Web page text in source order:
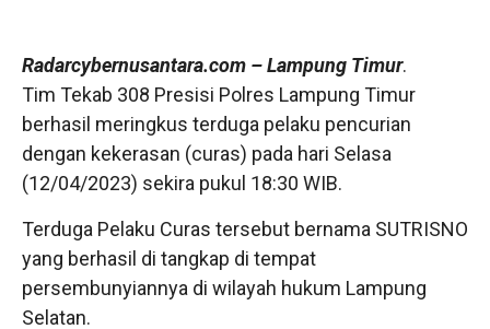
Radarcybernusantara.com – Lampung Timur.
Tim Tekab 308 Presisi Polres Lampung Timur
berhasil meringkus terduga pelaku pencurian
dengan kekerasan (curas) pada hari Selasa
(12/04/2023) sekira pukul 18:30 WIB.
Terduga Pelaku Curas tersebut bernama SUTRISNO
yang berhasil di tangkap di tempat
persembunyiannya di wilayah hukum Lampung
Selatan.